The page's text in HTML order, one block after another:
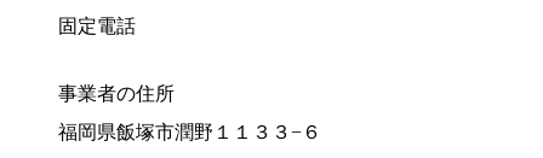
固定電話
事業者の住所
福岡県飯塚市潤野１１３３−６